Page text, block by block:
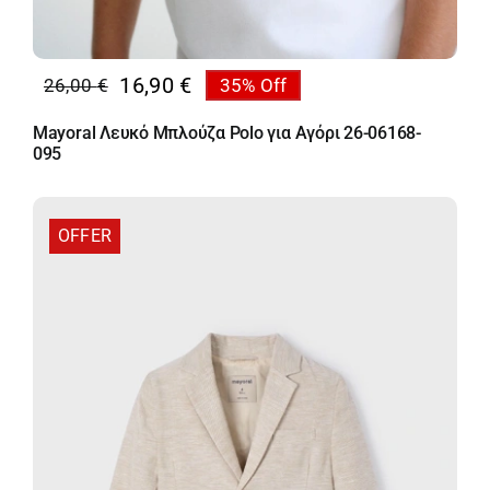
26,00€
Original
price
was:
16,90 €
Η
τρέχουσα
τιμή
35% Off
Mayoral Λευκό Μπλούζα Polo για Αγόρι 26-06168-
095
OFFER